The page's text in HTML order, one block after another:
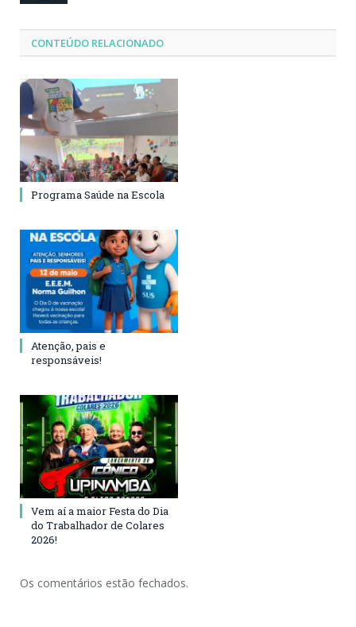
CONTEÚDO RELACIONADO
Programa Saúde na Escola
Atenção, pais e
responsáveis!
Vem aí a maior Festa do Dia
do Trabalhador de Colares
2026!
Os comentários estão fechados.